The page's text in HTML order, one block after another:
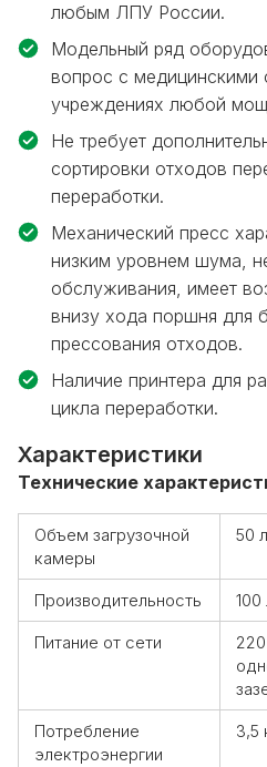
любым ЛПУ России.
Модельный ряд
вопрос с медицинскими
учреждениях любой
Не требует
сортировки отходов
переработки.
Механический пресс
низким уровнем шума,
обслуживания, имеет
внизу хода поршня для
прессования отходов.
Наличие принтера для
цикла переработки.
Характеристики
Технические
Объем загрузочной
камеры
50 л
Производительность
100
Питание от сети
Потребление
электроэнергии
3,5